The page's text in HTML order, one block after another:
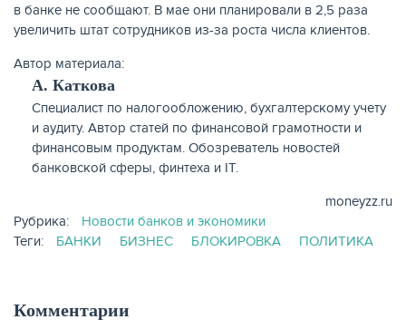
в банке не сообщают. В мае они планировали в 2,5 раза
увеличить штат сотрудников из-за роста числа клиентов.
Автор материала:
А. Каткова
Cпециалист по налогообложению, бухгалтерскому учету
и аудиту. Автор статей по финансовой грамотности и
финансовым продуктам. Обозреватель новостей
банковской сферы, финтеха и IT.
moneyzz.ru
Рубрика:
Новости банков и экономики
Теги:
БАНКИ БИЗНЕС БЛОКИРОВКА ПОЛИТИКА
Комментарии